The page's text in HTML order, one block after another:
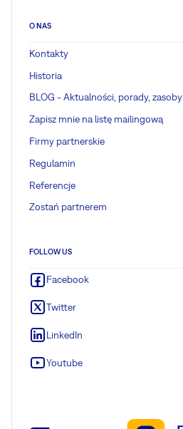
O NAS
Kontakty
Historia
BLOG - Aktualności, porady, zasoby
Zapisz mnie na listę mailingową
Firmy partnerskie
Regulamin
Referencje
Zostań partnerem
FOLLOW US
Facebook
Twitter
LinkedIn
Youtube